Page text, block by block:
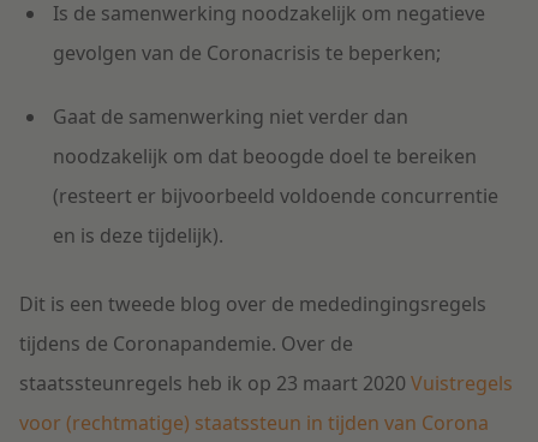
Is de samenwerking noodzakelijk om negatieve
gevolgen van de Coronacrisis te beperken;
Gaat de samenwerking niet verder dan
noodzakelijk om dat beoogde doel te bereiken
(resteert er bijvoorbeeld voldoende concurrentie
en is deze tijdelijk).
Dit is een tweede blog over de mededingingsregels
tijdens de Coronapandemie. Over de
staatssteunregels heb ik op 23 maart 2020 Vuistregels
voor (rechtmatige) staatssteun in tijden van Corona